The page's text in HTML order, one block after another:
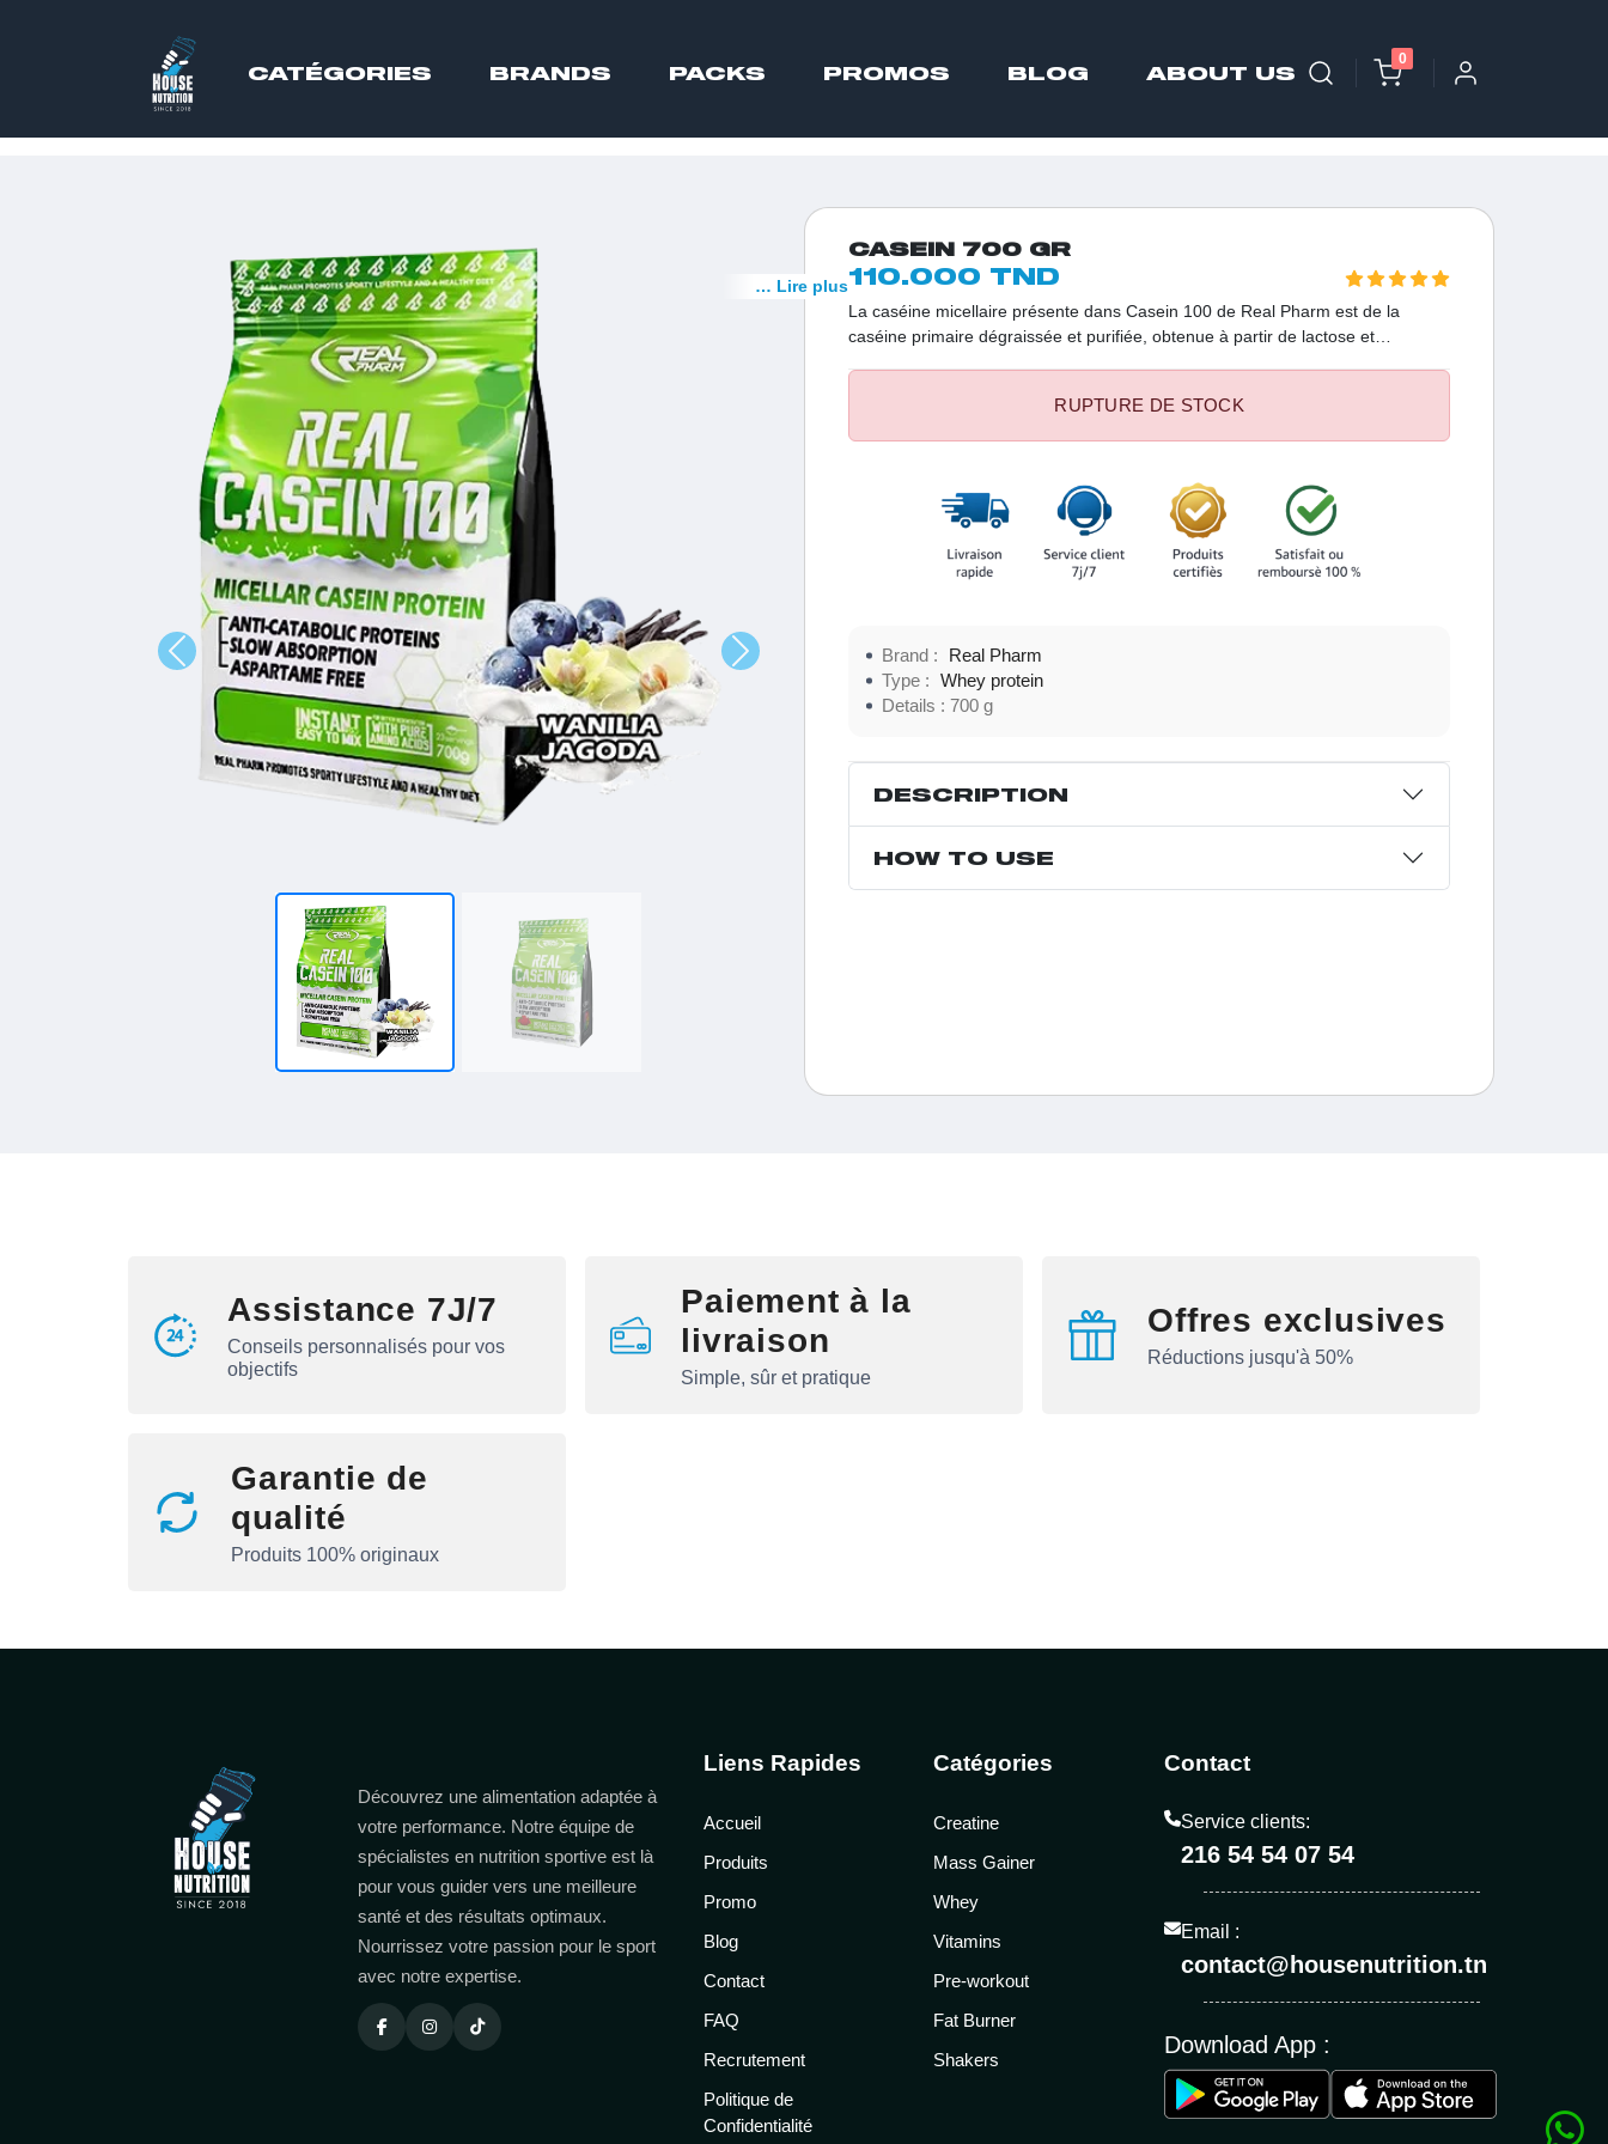
CATÉGORIES BRANDS PACKS PROMOS BLOG ABOUT US
0
CASEIN 700 GR
110.000 TND
La caséine micellaire présente dans Casein 100 de Real Pharm est de la
caséine primaire dégraissée et purifiée, obtenue à partir de lactose et
… Lire plus
RUPTURE DE STOCK
Brand :
Real Pharm
Type :
Whey protein
Details :
700 g
DESCRIPTION
HOW TO USE
Assistance 7J/7
Conseils personnalisés pour vos
objectifs
Paiement à la
livraison
Simple, sûr et pratique
Offres exclusives
Réductions jusqu'à 50%
Garantie de
qualité
Produits 100% originaux
Découvrez une alimentation adaptée à
votre performance. Notre équipe de
spécialistes en nutrition sportive est là
pour vous guider vers une meilleure
santé et des résultats optimaux.
Nourrissez votre passion pour le sport
avec notre expertise.
Liens Rapides
Accueil
Produits
Promo
Blog
Contact
FAQ
Recrutement
Politique de
Confidentialité
Catégories
Creatine
Mass Gainer
Whey
Vitamins
Pre-workout
Fat Burner
Shakers
Contact
Service clients:
216 54 54 07 54
Email :
contact@housenutrition.tn
Download App :